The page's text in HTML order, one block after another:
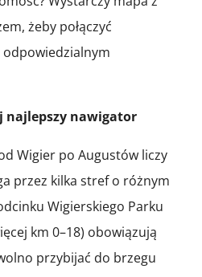
żeby połączyć
najlepszy nawigator
Wigier po Augustów liczy
przez kilka stref o różnym
Wigierskiego Parku
km 0–18) obowiązują
przybijać do brzegu